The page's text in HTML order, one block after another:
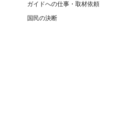
ガイドへの仕事・取材依頼
国民の決断